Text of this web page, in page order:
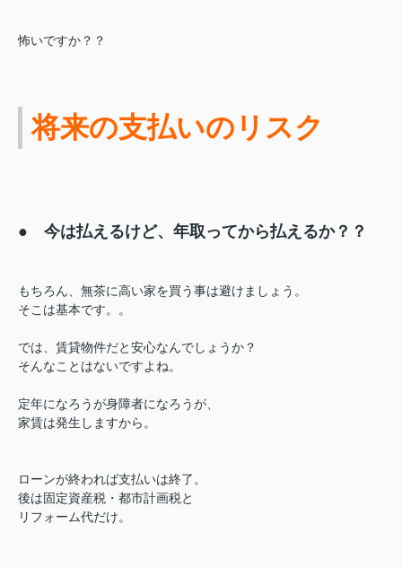
怖いですか？？
将来の支払いのリスク
● 今は払えるけど、年取ってから払えるか？？
もちろん、無茶に高い家を買う事は避けましょう。
そこは基本です。。
では、賃貸物件だと安心なんでしょうか？
そんなことはないですよね。
定年になろうが身障者になろうが、
家賃は発生しますから。
ローンが終われば支払いは終了。
後は固定資産税・都市計画税と
リフォーム代だけ。